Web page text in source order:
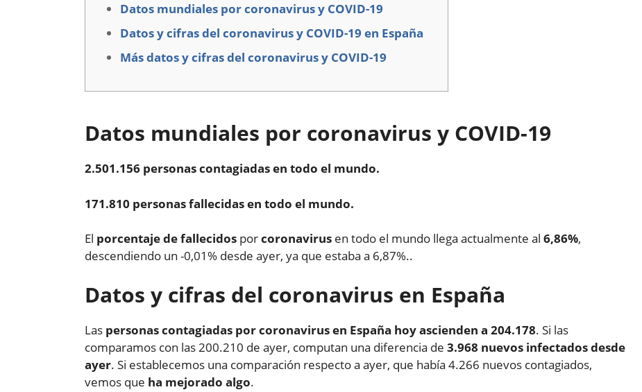
Datos mundiales por coronavirus y COVID-19
Datos y cifras del coronavirus y COVID-19 en España
Más datos y cifras del coronavirus y COVID-19
Datos mundiales por coronavirus y COVID-19
2.501.156 personas contagiadas en todo el mundo.
171.810 personas fallecidas en todo el mundo.
El porcentaje de fallecidos porcoronavirus en todo el mundo llega actualmente al 6,86%,
descendiendo un -0,01% desde ayer, ya que estaba a 6,87%..
Datos y cifras del coronavirus en España
Las personas contagiadas por coronavirus en España hoy ascienden a 204.178. Si las
comparamos con las 200.210 de ayer, computan una diferencia de 3.968 nuevos infectados desde
ayer. Si establecemos una comparación respecto a ayer, que había 4.266 nuevos contagiados,
vemos que ha mejorado algo.